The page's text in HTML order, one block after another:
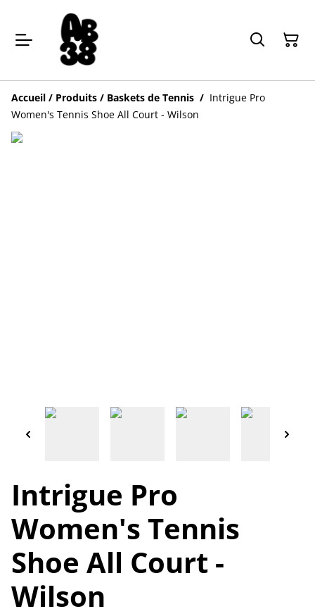
Accueil / Produits / Baskets de Tennis / Intrigue Pro
Women's Tennis Shoe All Court - Wilson
Intrigue Pro
Women's Tennis
Shoe All Court -
Wilson